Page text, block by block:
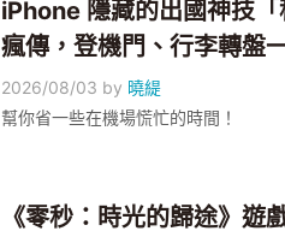
iPhone 隱藏的出國神技
瘋傳，登機門、行李轉盤
2026/08/03 by 曉緹
幫你省一些在機場慌忙的時間！
《零秒：時光的歸途》遊